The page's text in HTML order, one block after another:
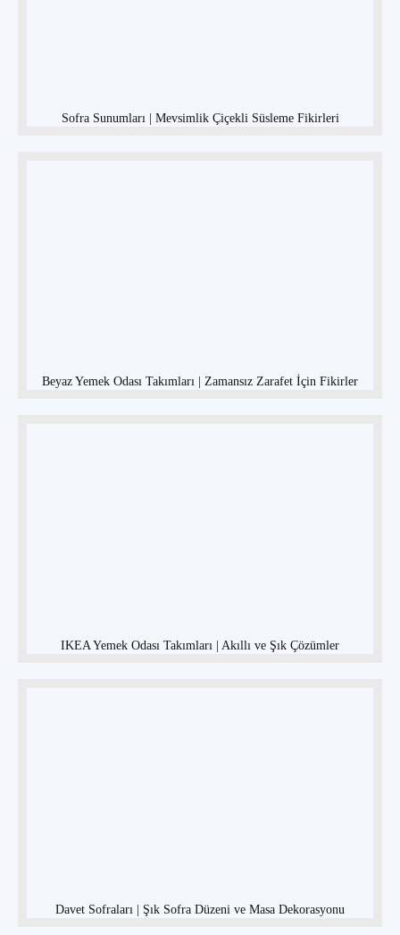
Sofra Sunumları | Mevsimlik Çiçekli Süsleme Fikirleri
Beyaz Yemek Odası Takımları | Zamansız Zarafet İçin Fikirler
IKEA Yemek Odası Takımları | Akıllı ve Şık Çözümler
Davet Sofraları | Şık Sofra Düzeni ve Masa Dekorasyonu